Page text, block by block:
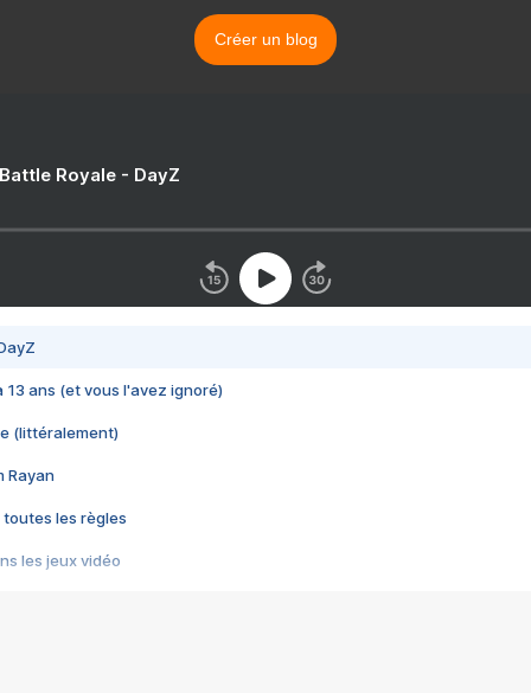
Créer un blog
Royale - DayZ
13 ans (et vous l'avez ignoré)
(littéralement)
Rayan
toutes les règles
les jeux vidéo